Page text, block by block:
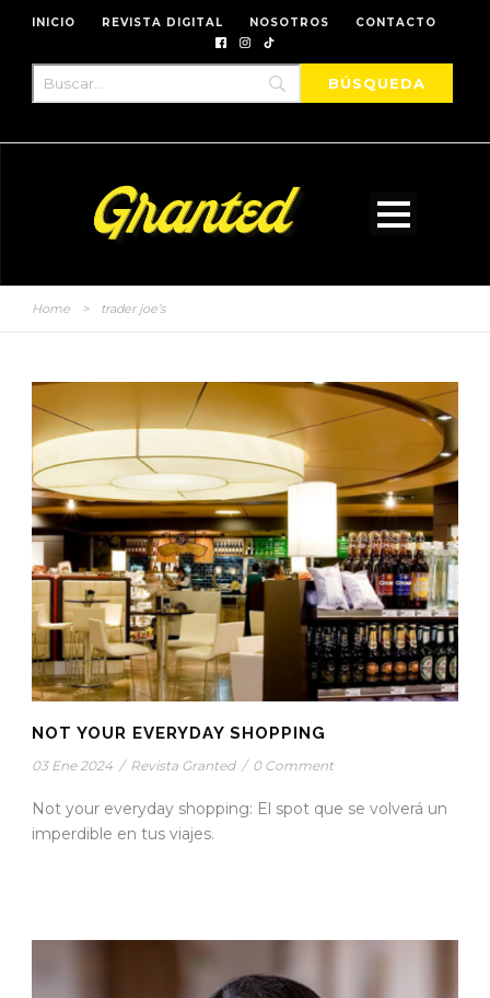
INICIO REVISTA DIGITAL NOSOTROS CONTACTO
Home > trader joe’s
NOT YOUR EVERYDAY SHOPPING
03 Ene 2024 / Revista Granted / 0 Comment
Not your everyday shopping: El spot que se volverá un
imperdible en tus viajes.